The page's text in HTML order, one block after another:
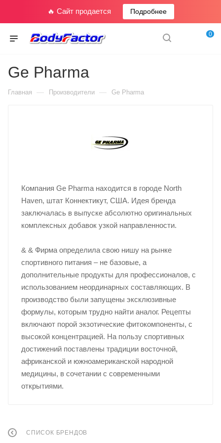
🔥 Сайт продается Подробнее
0
Ge Pharma
Главная — Производители — Ge Pharma
Компания Ge Pharma находится в городе North
Haven, штат Коннектикут, США. Идея бренда
заключалась в выпуске абсолютно оригинальных
комплексных добавок узкой направленности.
& & Фирма определила свою нишу на рынке
спортивного питания – не базовые, а
дополнительные продукты для профессионалов, с
использованием неординарных составляющих. В
производство были запущены эксклюзивные
формулы, которым трудно найти аналог. Рецепты
включают порой экзотические фитокомпоненты, с
высокой концентрацией. На пользу спортивных
достижений поставлены традиции восточной,
африканской и южноамериканской народной
медицины, в сочетании с современными
открытиями.
СПИСОК БРЕНДОВ